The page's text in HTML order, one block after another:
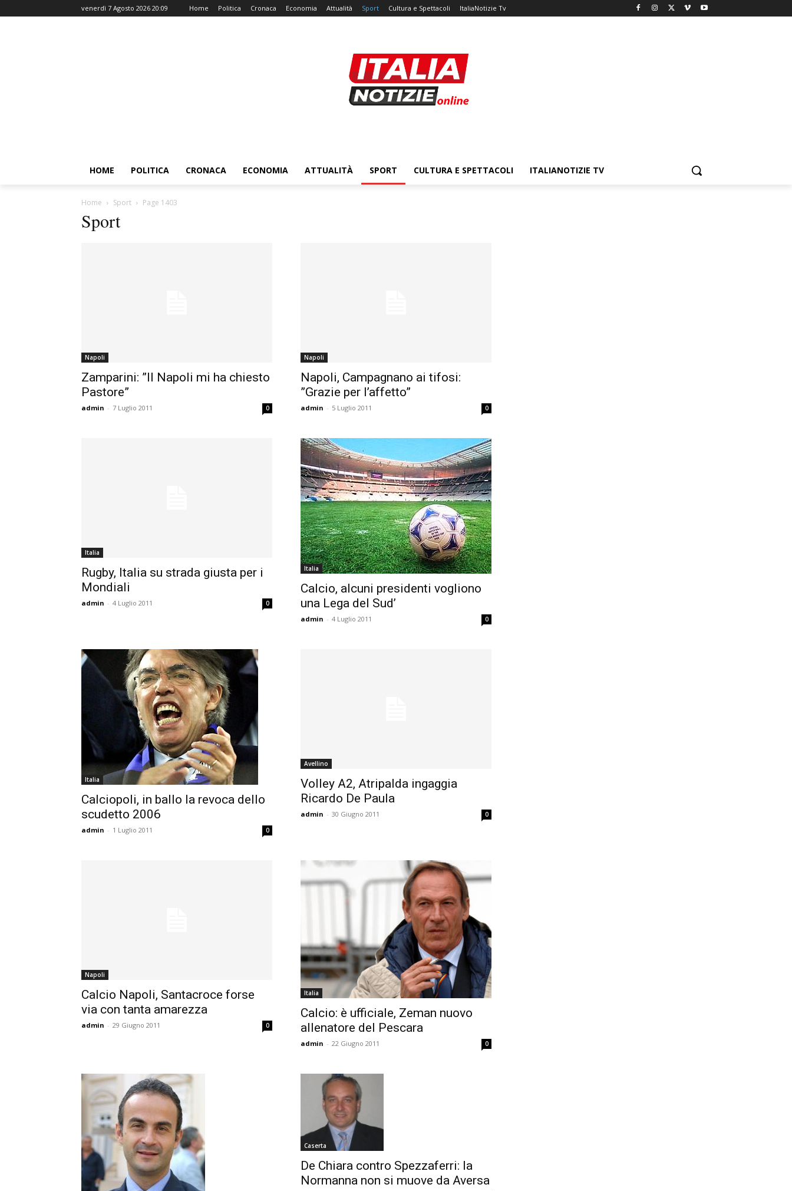
venerdì 7 Agosto 2026 20:09 Home Politica Cronaca Economia Attualità Sport Cultura e Spettacoli ItaliaNotizie Tv
HOME POLITICA CRONACA ECONOMIA ATTUALITÀ SPORT CULTURA E SPETTACOLI ITALIANOTIZIE TV
Home Sport Page 1403
Sport
Napoli
Zamparini: ”Il Napoli mi ha chiesto
Pastore”
admin - 7 Luglio 2011 0
Napoli
Napoli, Campagnano ai tifosi:
”Grazie per l’affetto”
admin - 5 Luglio 2011 0
Italia
Rugby, Italia su strada giusta per i
Mondiali
admin - 4 Luglio 2011 0
Italia
Calcio, alcuni presidenti vogliono
una Lega del Sud’
admin - 4 Luglio 2011 0
Italia
Calciopoli, in ballo la revoca dello
scudetto 2006
admin - 1 Luglio 2011 0
Avellino
Volley A2, Atripalda ingaggia
Ricardo De Paula
admin - 30 Giugno 2011 0
Napoli
Calcio Napoli, Santacroce forse
via con tanta amarezza
admin - 29 Giugno 2011 0
Italia
Calcio: è ufficiale, Zeman nuovo
allenatore del Pescara
admin - 22 Giugno 2011 0
Caserta
De Chiara contro Spezzaferri: la
Normanna non si muove da Aversa